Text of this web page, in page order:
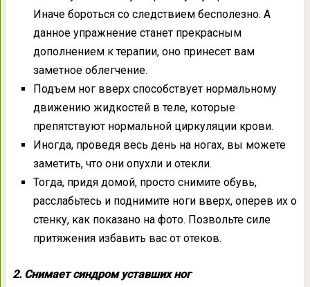
Иначе бороться со следствием бесполезно. А
данное упражнение станет прекрасным
дополнением к терапии, оно принесет вам
заметное облегчение.
Подъем ног вверх способствует нормальному
движению жидкостей в теле, которые
препятствуют нормальной циркуляции крови.
Иногда, проведя весь день на ногах, вы можете
заметить, что они опухли и отекли.
Тогда, придя домой, просто снимите обувь,
расслабьтесь и поднимите ноги вверх, оперев их о
стенку, как показано на фото. Позвольте силе
притяжения избавить вас от отеков.
2. Снимает синдром уставших ног